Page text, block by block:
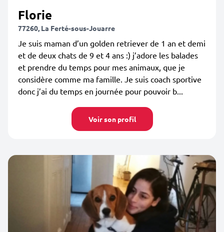
Florie
77260, La Ferté-sous-Jouarre
Je suis maman d’un golden retriever de 1 an et demi
et de deux chats de 9 et 4 ans :) j’adore les balades
et prendre du temps pour mes animaux, que je
considère comme ma famille. Je suis coach sportive
donc j’ai du temps en journée pour pouvoir b...
Voir son profil